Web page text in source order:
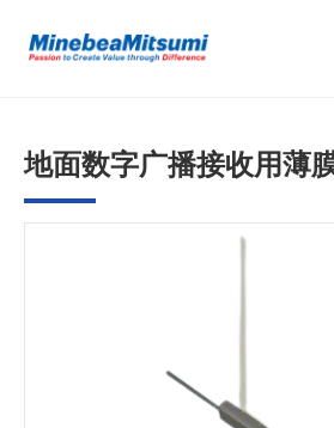
按行业用途查找
地面数字广播接收用薄